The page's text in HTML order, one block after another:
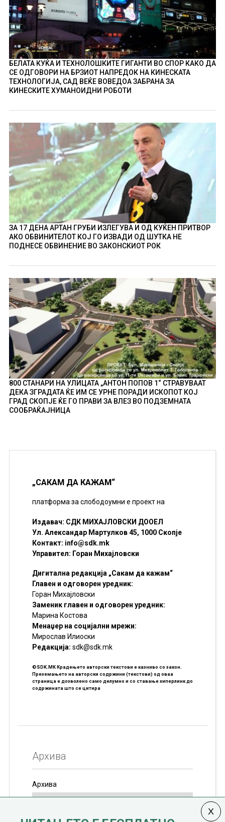
БЕЛАТА КУЌА И ТЕХНОЛОШКИТЕ ГИГАНТИ ВО СПОР КАКО ДА
СЕ ОДГОВОРИ НА БРЗИОТ НАПРЕДОК НА КИНЕСКАТА
ТЕХНОЛОГИЈА, САД ВЕЌЕ ВОВЕДОА ЗАБРАНА ЗА
КИНЕСКИТЕ ХУМАНОИДНИ РОБОТИ
ЗА 17 ДЕНА АРТАН ГРУБИ ИЗЛЕГУВА И ОД КУЌЕН ПРИТВОР
АКО ОБВИНИТЕЛОТ КОЈ ГО ИЗВАДИ ОД ШУТКА НЕ
ПОДНЕСЕ ОБВИНЕНИЕ ВО ЗАКОНСКИОТ РОК
800 СТАНАРИ НА УЛИЦАТА „АНТОН ПОПОВ 1“ СТРАВУВААТ
ДЕКА ЗГРАДАТА ЌЕ ИМ СЕ УРНЕ ПОРАДИ ИСКОПОТ КОЈ
ГРАД СКОПЈЕ ЌЕ ГО ПРАВИ ЗА ВЛЕЗ ВО ПОДЗЕМНАТА
СООБРАЌАЈНИЦА
„САКАМ ДА КАЖАМ“
платформа за слободоумни е проект на
Издавач: СДК МИХАЈЛОВСКИ ДООЕЛ
Ул. Александар Мартулков 45, 1000 Скопје
Контакт: info@sdk.mk
Управител: Горан Михајловски
Дигитална редакција „Сакам да кажам“
Главен и одговорен уредник:
Горан Михајловски
Заменик главен и одговорен уредник:
Марина Костова
Менаџер на социјални мрежи:
Мирослав Илиоски
Редакцијa: sdk@sdk.mk
©SDK.MK Крадењето авторски текстови е казниво со закон.
Преземањето на авторски содржини (текстови) од оваа
страница е дозволено само делумно и со ставање хиперлинк до
содржината што се цитира
Архива
Архива